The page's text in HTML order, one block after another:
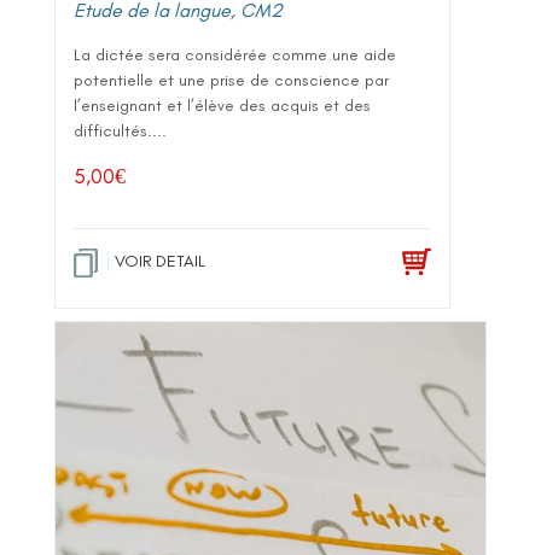
Etude de la langue, CM2
La dictée sera considérée comme une aide
potentielle et une prise de conscience par
l’enseignant et l’élève des acquis et des
difficultés....
5,00€
VOIR DETAIL